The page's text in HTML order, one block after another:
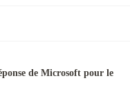
de Microsoft pour le